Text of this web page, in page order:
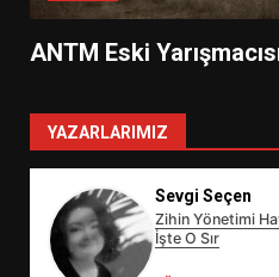
ANTM Eski
YAZARLARIMIZ
Sevgi Seçen
Zihin Yönetimi
İşte O Sır